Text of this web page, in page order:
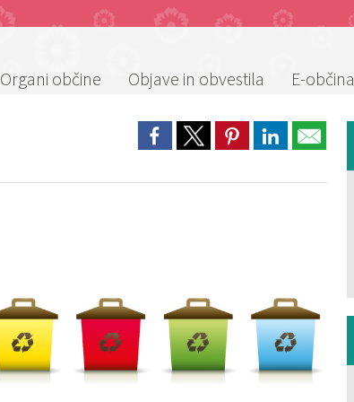
Organi občine Objave in obvestila E-občina